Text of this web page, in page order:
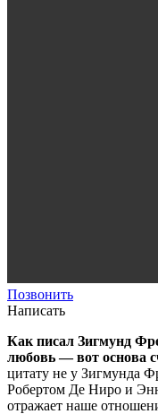
Позвонить
Написать
Как писал Зигмунд
любовь — вот основа
цитату не у Зигмунда
Робертом Де Ниро и
отражает наше